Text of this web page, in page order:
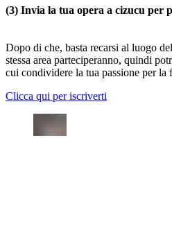
(3) Invia la tua opera a cizucu per
Dopo di che, basta recarsi al luogo
stessa area parteciperanno, quindi
cui condividere la tua passione per la
Clicca qui per iscriverti